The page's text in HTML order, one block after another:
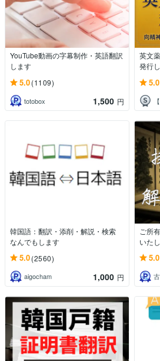
YouTube動画の字幕制作・英語翻訳
します
5.0(1109)
totobox 1,500 円
英文
発行
5.0
韓国語：翻訳・添削・解説・検索
なんでもします
5.0(2560)
aigocham 1,000 円
ご所
いた
5.0